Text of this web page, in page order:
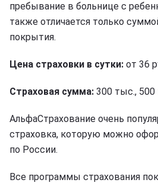
пребывание в больнице с
также отличается только
покрытия.
Цена страховки в сутки: от 36
Страховая сумма: 300 тыс., 500
АльфаСтрахование очень
страховка, которую можно
по России.
Все программы страхования